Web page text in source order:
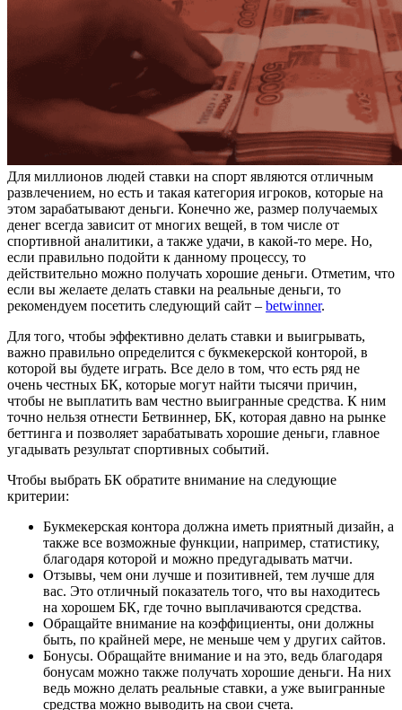
Для миллионов людей ставки на спорт являются отличным
развлечением, но есть и такая категория игроков, которые на
этом зарабатывают деньги. Конечно же, размер получаемых
денег всегда зависит от многих вещей, в том числе от
спортивной аналитики, а также удачи, в какой-то мере. Но,
если правильно подойти к данному процессу, то
действительно можно получать хорошие деньги. Отметим, что
если вы желаете делать ставки на реальные деньги, то
рекомендуем посетить следующий сайт – betwinner.
Для того, чтобы эффективно делать ставки и выигрывать,
важно правильно определится с букмекерской конторой, в
которой вы будете играть. Все дело в том, что есть ряд не
очень честных БК, которые могут найти тысячи причин,
чтобы не выплатить вам честно выигранные средства. К ним
точно нельзя отнести Бетвиннер, БК, которая давно на рынке
беттинга и позволяет зарабатывать хорошие деньги, главное
угадывать результат спортивных событий.
Чтобы выбрать БК обратите внимание на следующие
критерии:
Букмекерская контора должна иметь приятный дизайн, а
также все возможные функции, например, статистику,
благодаря которой и можно предугадывать матчи.
Отзывы, чем они лучше и позитивней, тем лучше для
вас. Это отличный показатель того, что вы находитесь
на хорошем БК, где точно выплачиваются средства.
Обращайте внимание на коэффициенты, они должны
быть, по крайней мере, не меньше чем у других сайтов.
Бонусы. Обращайте внимание и на это, ведь благодаря
бонусам можно также получать хорошие деньги. На них
ведь можно делать реальные ставки, а уже выигранные
средства можно выводить на свои счета.